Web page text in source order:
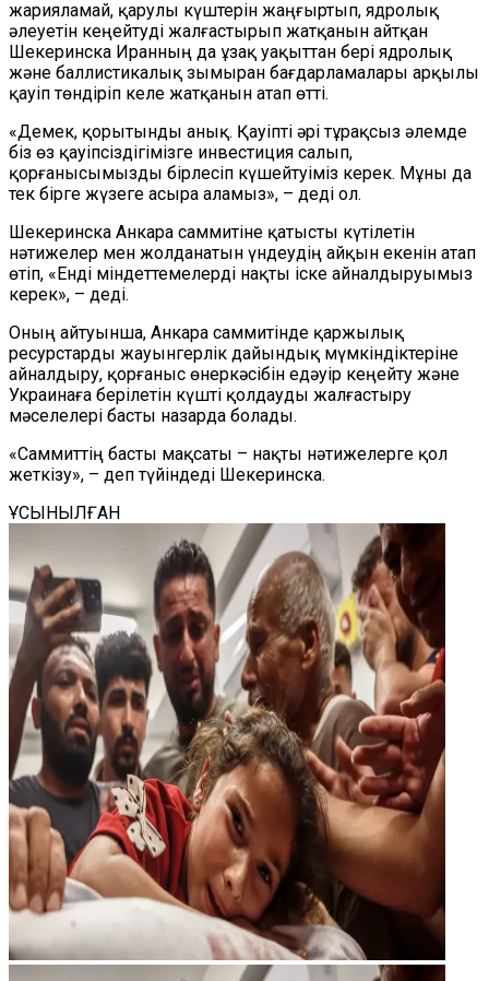
жарияламай, қарулы күштерін жаңғыртып, ядролық
әлеуетін кеңейтуді жалғастырып жатқанын айтқан
Шекеринска Иранның да ұзақ уақыттан бері ядролық
және баллистикалық зымыран бағдарламалары арқылы
қауіп төндіріп келе жатқанын атап өтті.
«Демек, қорытынды анық. Қауіпті әрі тұрақсыз әлемде
біз өз қауіпсіздігімізге инвестиция салып,
қорғанысымызды бірлесіп күшейтуіміз керек. Мұны да
тек бірге жүзеге асыра аламыз», – деді ол.
Шекеринска Анкара саммитіне қатысты күтілетін
нәтижелер мен жолданатын үндеудің айқын екенін атап
өтіп, «Енді міндеттемелерді нақты іске айналдыруымыз
керек», – деді.
Оның айтуынша, Анкара саммитінде қаржылық
ресурстарды жауынгерлік дайындық мүмкіндіктеріне
айналдыру, қорғаныс өнеркәсібін едәуір кеңейту және
Украинаға берілетін күшті қолдауды жалғастыру
мәселелері басты назарда болады.
«Саммиттің басты мақсаты – нақты нәтижелерге қол
жеткізу», – деп түйіндеді Шекеринска.
ҰСЫНЫЛҒАН